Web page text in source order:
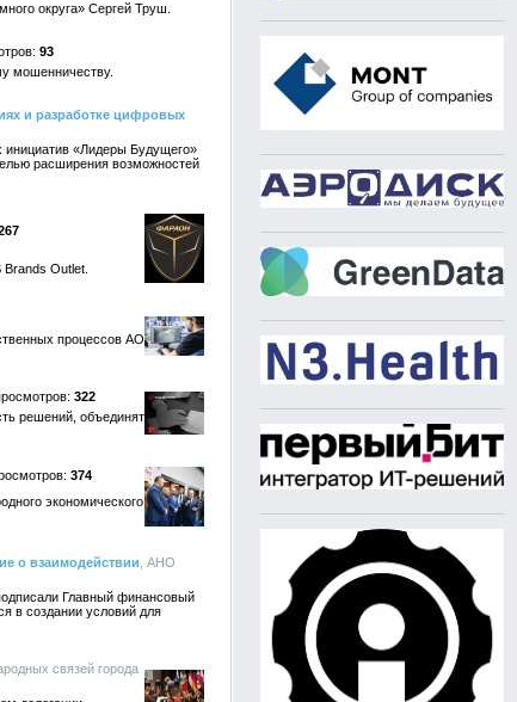
округа» Сергей Труш.
93
мошенничеству.
и разработке цифровых
инициатив «Лидеры Будущего»
расширения возможностей
Outlet.
процессов АО
322
решений, объединят
374
экономического
о взаимодействии , АНО
Главный финансовый
в создании условий для
связей города